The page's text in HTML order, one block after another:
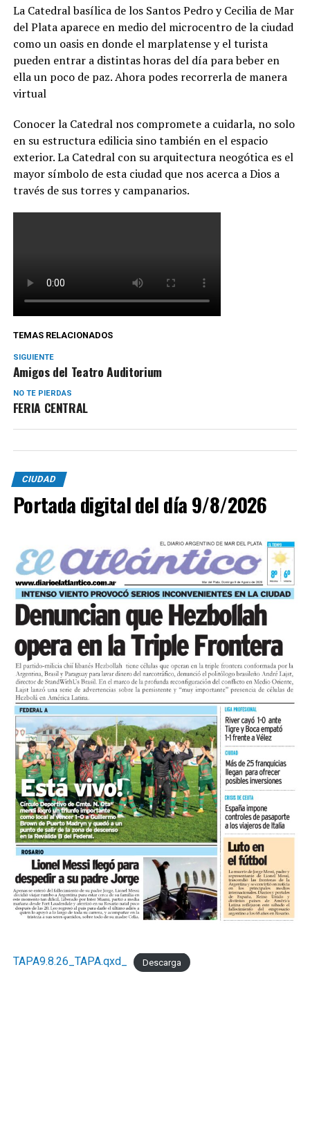
La Catedral basílica de los Santos Pedro y Cecilia de Mar
del Plata aparece en medio del microcentro de la ciudad
como un oasis en donde el marplatense y el turista
pueden entrar a distintas horas del día para beber en
ella un poco de paz. Ahora podes recorrerla de manera
virtual
Conocer la Catedral nos compromete a cuidarla, no solo
en su estructura edilicia sino también en el espacio
exterior. La Catedral con su arquitectura neogótica es el
mayor símbolo de esta ciudad que nos acerca a Dios a
través de sus torres y campanarios.
TEMAS RELACIONADOS
SIGUIENTE
Amigos del Teatro Auditorium
NO TE PIERDAS
FERIA CENTRAL
CIUDAD
Portada digital del día 9/8/2026
TAPA9.8.26_TAPA.qxd_ Descarga